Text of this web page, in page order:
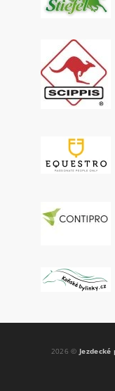
2026 © Jezdecké